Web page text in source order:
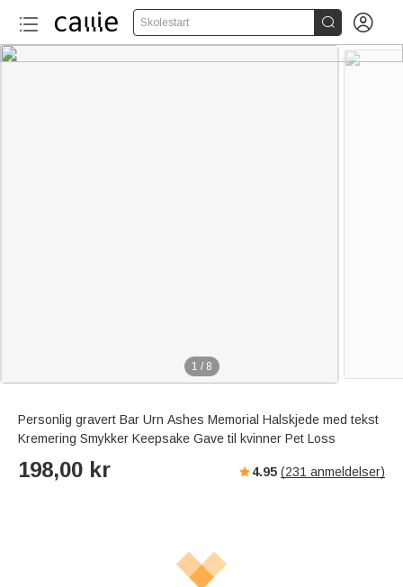
Skolestart  
1 / 8
Personlig gravert Bar Urn Ashes Memorial Halskjede med tekst
Kremering Smykker Keepsake Gave til kvinner Pet Loss
198,00 kr 4.95 (231 anmeldelser)